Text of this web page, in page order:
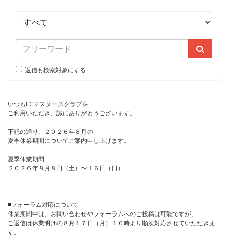
返信も検索対象にする
いつもECマスターズクラブを
ご利用いただき、誠にありがとうございます。
下記の通り、２０２６年８月の
夏季休業期間についてご案内申し上げます。
夏季休業期間
２０２６年８月８日（土）〜１６日（日）
■フォーラム対応について
休業期間中は、お問い合わせやフォーラムへのご投稿は可能ですが、
ご返信は休業明けの８月１７日（月）１０時より順次対応させていただきま
す。